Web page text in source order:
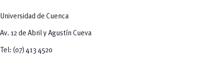
Universidad de Cuenca
Av. 12 de Abril y Agustín Cueva
Tel: (07) 413 4520